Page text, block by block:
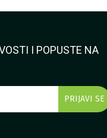
I POPUSTE NA